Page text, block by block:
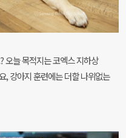
오늘 목적지는 코엑스 지하상
, 강아지 훈련에는 더할 나위없는